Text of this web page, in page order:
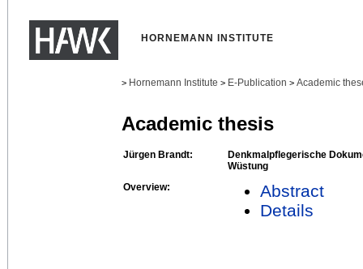
HORNEMANN INSTITUTE
> Hornemann Institute > E-Publication > Academic
Academic thesis
Jürgen Brandt:
Denkmalpflegerische
Wüstung
Overview:
Abstract
Details